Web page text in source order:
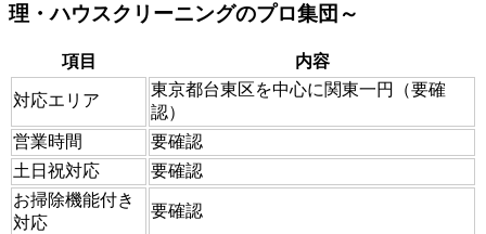
理・ハウスクリーニングのプロ集団～
項目 内容
対応エリア
東京都台東区を中心に関東一円（要確
認）
営業時間
要確認
土日祝対応
要確認
お掃除機能付き
対応
要確認